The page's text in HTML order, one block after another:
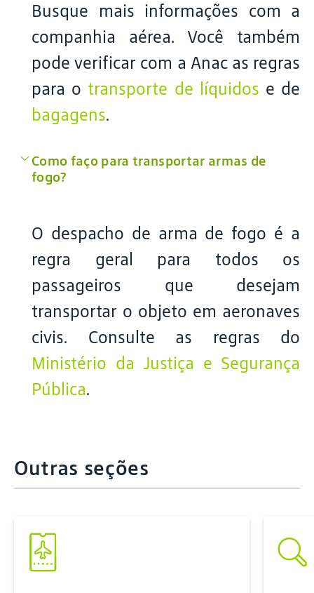
Busque mais informações com a
companhia aérea. Você também
pode verificar com a Anac as regras
para o transporte de líquidos e de
bagagens.
Como faço para transportar armas de
fogo?
O despacho de arma de fogo é a
regra geral para todos os
passageiros que desejam
transportar o objeto em aeronaves
civis. Consulte as regras do
Ministério da Justiça e Segurança
Pública.
Outras seções